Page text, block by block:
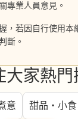
專業人員意見。
，若因自行使用
斷。
家熱門
意 甜品・小食